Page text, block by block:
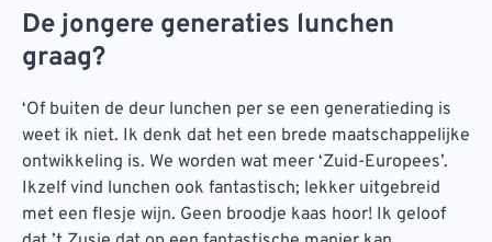
De jongere generaties lunchen
graag?
‘Of buiten de deur lunchen per se een generatieding is
weet ik niet. Ik denk dat het een brede maatschappelijke
ontwikkeling is. We worden wat meer ‘Zuid-Europees’.
Ikzelf vind lunchen ook fantastisch; lekker uitgebreid
met een flesje wijn. Geen broodje kaas hoor! Ik geloof